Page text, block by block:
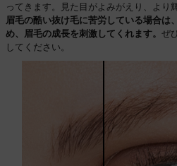
ってきます。見た目がよみがえり、より
眉毛の酷い抜け毛に苦労している場合は
め、眉毛の成長を刺激してくれます。 ぜ
してください。